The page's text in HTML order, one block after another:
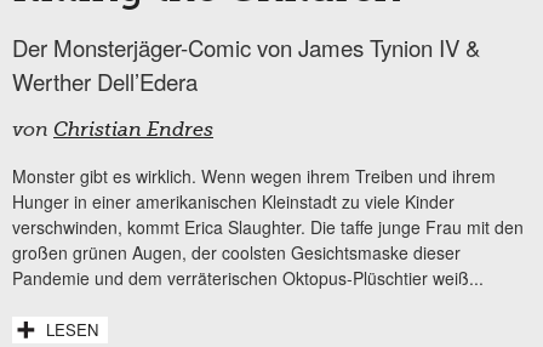
Der Monsterjäger-Comic von James Tynion IV &
Werther Dell’Edera
von Christian Endres
Monster gibt es wirklich. Wenn wegen ihrem Treiben und ihrem
Hunger in einer amerikanischen Kleinstadt zu viele Kinder
verschwinden, kommt Erica Slaughter. Die taffe junge Frau mit den
großen grünen Augen, der coolsten Gesichtsmaske dieser
Pandemie und dem verräterischen Oktopus-Plüschtier weiß...
LESEN